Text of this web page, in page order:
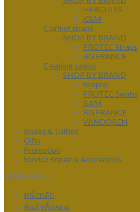
HERCULES
K&M
Clarinet straps
SHOP BY BRAND
PROTEC Straps
BG FRANCE
Cleaning swabs
SHOP BY BRAND
Bropro
PROTEC Swabs
BAM
BG FRANCE
VANDOREN
Books & Tuition
Gifts
Promotion
Service Repair & Accessories
MAIN MENU
หน้าหลัก
สินค้าทั้งหมด